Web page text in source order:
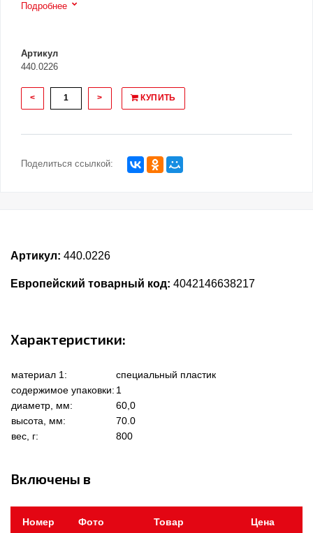
Подробнее
Артикул
440.0226
< > КУПИТЬ
Поделиться ссылкой:
Артикул: 440.0226
Европейский товарный код: 4042146638217
Характеристики:
материал 1:
специальный пластик
содержимое упаковки: 1
диаметр, мм:
60,0
высота, мм:
70.0
вес, г:
800
Включены в
Номер
Фото Товар Цена